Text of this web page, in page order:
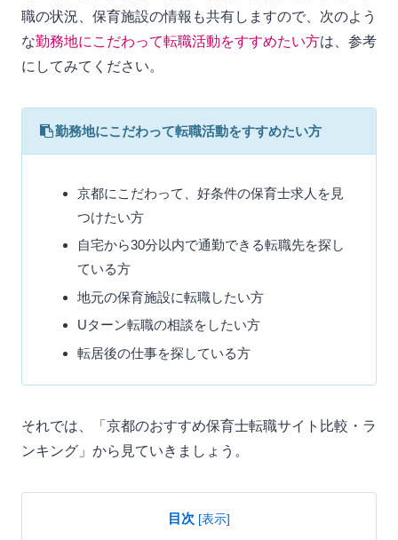
職の状況、保育施設の情報も共有しますので、次のよう
な勤務地にこだわって転職活動をすすめたい方は、参考
にしてみてください。
勤務地にこだわって転職活動をすすめたい方
京都にこだわって、好条件の保育士求人を見
つけたい方
自宅から30分以内で通勤できる転職先を探し
ている方
地元の保育施設に転職したい方
Uターン転職の相談をしたい方
転居後の仕事を探している方
それでは、「京都のおすすめ保育士転職サイト比較・ラ
ンキング」から見ていきましょう。
目次 [表示]